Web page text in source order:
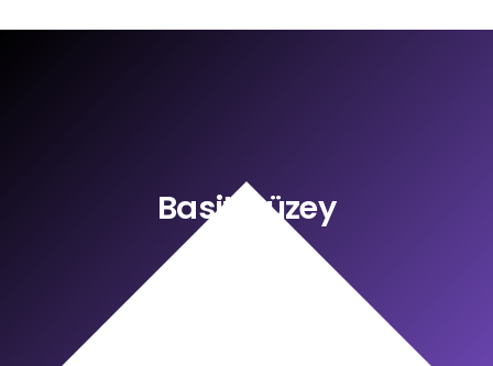
Basit Düzey